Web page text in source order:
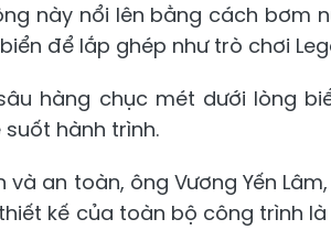
này nổi lên bằng cách bơm
để lắp ghép như trò chơi
hàng chục mét dưới lòng
hành trình.
và an toàn, ông Vương Yến
kế của toàn bộ công trình